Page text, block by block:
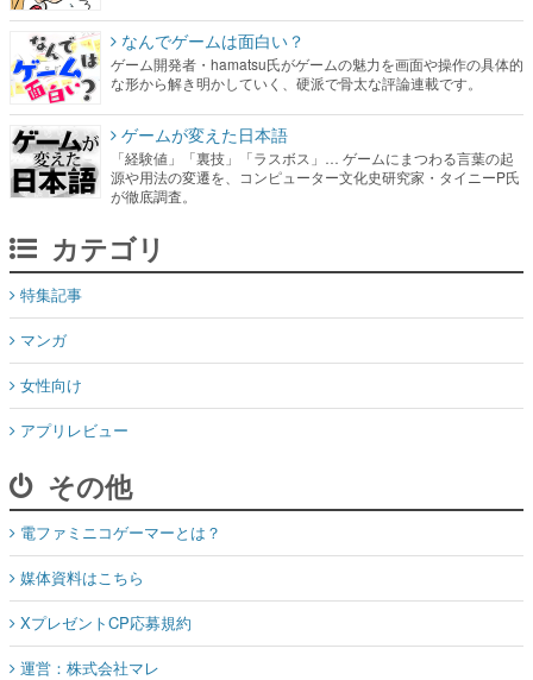
なんでゲームは面白い？
ゲーム開発者・hamatsu氏がゲームの魅力を画面や操作の具体的
な形から解き明かしていく、硬派で骨太な評論連載です。
ゲームが変えた日本語
「経験値」「裏技」「ラスボス」… ゲームにまつわる言葉の起
源や用法の変遷を、コンピューター文化史研究家・タイニーP氏
が徹底調査。
カテゴリ
特集記事
マンガ
女性向け
アプリレビュー
その他
電ファミニコゲーマーとは？
媒体資料はこちら
XプレゼントCP応募規約
運営：株式会社マレ